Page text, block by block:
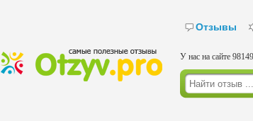
Отзывы
У нас на сайте